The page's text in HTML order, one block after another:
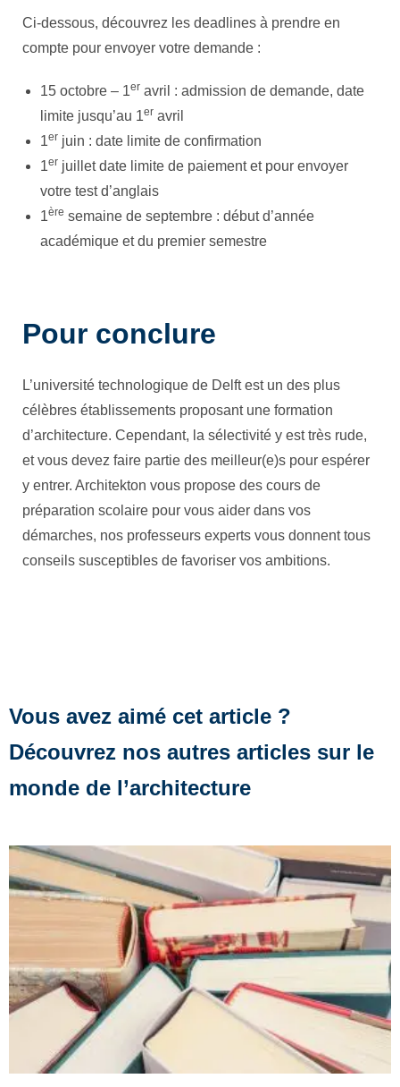
Ci-dessous, découvrez les deadlines à prendre en
compte pour envoyer votre demande :
15 octobre – 1er avril : admission de demande, date
limite jusqu’au 1er avril
1er juin : date limite de confirmation
1er juillet date limite de paiement et pour envoyer
votre test d’anglais
1ère semaine de septembre : début d’année
académique et du premier semestre
Pour conclure
L’université technologique de Delft est un des plus
célèbres établissements proposant une formation
d’architecture. Cependant, la sélectivité y est très rude,
et vous devez faire partie des meilleur(e)s pour espérer
y entrer. Architekton vous propose des cours de
préparation scolaire pour vous aider dans vos
démarches, nos professeurs experts vous donnent tous
conseils susceptibles de favoriser vos ambitions.
Vous avez aimé cet article ?
Découvrez nos autres articles sur le
monde de l’architecture